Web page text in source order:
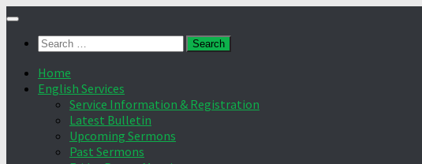
Skip
contentSearch
Home
English Services
Service Information & Registration
Latest Bulletin
Upcoming Sermons
Past Sermons